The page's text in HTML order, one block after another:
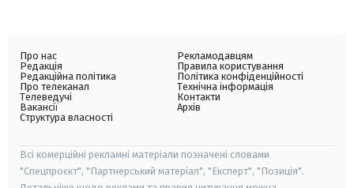
Про нас
Редакція
Редакційна політика
Про телеканал
Телеведучі
Вакансії
Структура власності
Рекламодавцям
Правила користування
Політика конфіденційності
Технічна інформація
Контакти
Архів
Всі комерційні рекламні матеріали позначені словами
"Спецпроєкт", "Партнерський матеріал", "Експерт", "Позиція".